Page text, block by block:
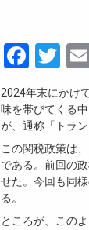
2024年末にかけ
味を帯びてくる
が、通称「トラン
この関税政策は
である。前回の
せた。今回も同
る。
ところが、この